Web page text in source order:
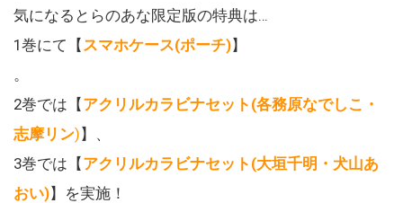
気になるとらのあな限定版の特典は…
1巻にて【 スマホケース(ポーチ)】
。
2巻では【アクリルカラビナセット(各務原なでしこ・
志摩リン)】、
3巻では【アクリルカラビナセット(大垣千明・犬山あ
おい)】を実施！